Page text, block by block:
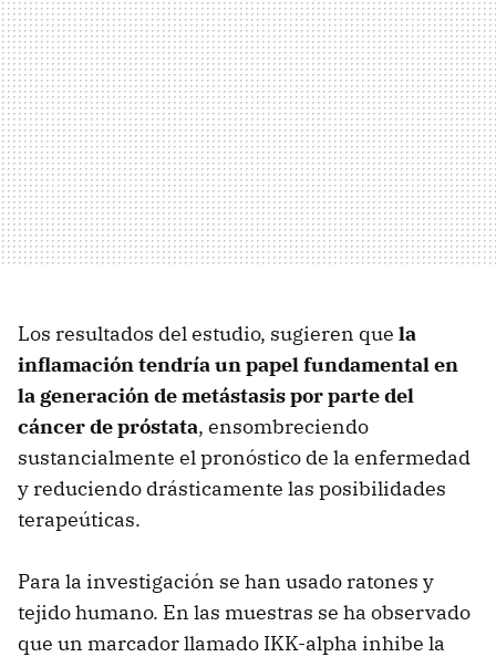
Los resultados del estudio, sugieren que la
inflamación tendría un papel fundamental en
la generación de metástasis por parte del
cáncer de próstata, ensombreciendo
sustancialmente el pronóstico de la enfermedad
y reduciendo drásticamente las posibilidades
terapeúticas.
Para la investigación se han usado ratones y
tejido humano. En las muestras se ha observado
que un marcador llamado IKK-alpha inhibe la